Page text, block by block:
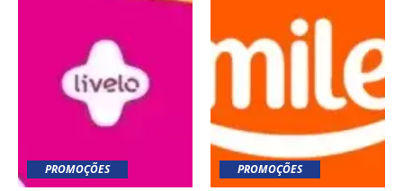
PROMOÇÕES PROMOÇÕES